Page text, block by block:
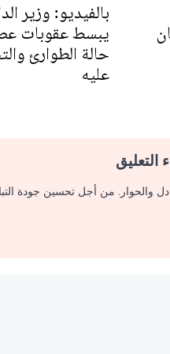
بالفيديو: وزير
يبسط عقوبات
حالة الطوارئ
عليه
والحوار. من أجل تحسين جودة